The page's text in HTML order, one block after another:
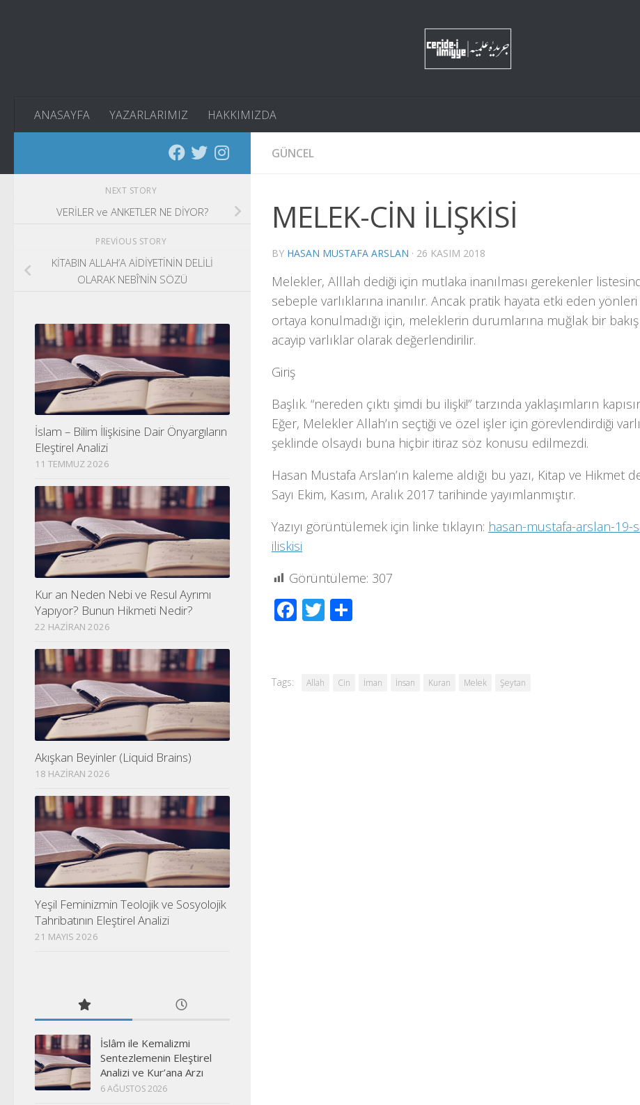
ANASAYFA YAZARLARIMIZ HAKKIMIZDA
GÜNCEL
MELEK-CİN İLİŞKİSİ
BY HASAN MUSTAFA ARSLAN · 26 KASIM 2018
Melekler, Alllah dediği için mutlaka inanılması gerekenler
sebeple varlıklarına inanılır. Ancak pratik hayata etki eden
ortaya konulmadığı için, meleklerin durumlarına muğlak bir bakış
acayip varlıklar olarak değerlendirilir.
Giriş
Başlık. “nereden çıktı şimdi bu ilişki!” tarzında yaklaşımların
Eğer, Melekler Allah’ın seçtiği ve özel işler için görevlendirdiği
şeklinde olsaydı buna hiçbir itiraz söz konusu edilmezdi.
Hasan Mustafa Arslan’ın kaleme aldığı bu yazı, Kitap ve Hikmet
Sayı Ekim, Kasım, Aralık 2017 tarihinde yayımlanmıştır.
Yazıyı görüntülemek için linke tıklayın: hasan-mustafa-arslan-19-
iliskisi
Görüntüleme: 307
Facebook
Twitter
Tags: Allah Cin İman İnsan Kuran Melek Şeytan
NEXT STORY
VERİLER ve ANKETLER NE DİYOR?
PREVIOUS STORY
KİTABIN ALLAH’A AİDİYETİNİN DELİLİ
OLARAK NEBÎ’NİN SÖZÜ
İslam – Bilim İlişkisine Dair Önyargıların
Eleştirel Analizi
11 TEMMUZ 2026
Kur an Neden Nebi ve Resul Ayrımı
Yapıyor? Bunun Hikmeti Nedir?
22 HAZIRAN 2026
Akışkan Beyinler (Liquid Brains)
18 HAZIRAN 2026
Yeşil Feminizmin Teolojik ve Sosyolojik
Tahribatının Eleştirel Analizi
21 MAYIS 2026
İslâm ile Kemalizmi
Sentezlemenin Eleştirel
Analizi ve Kur’ana Arzı
6 AĞUSTOS 2026